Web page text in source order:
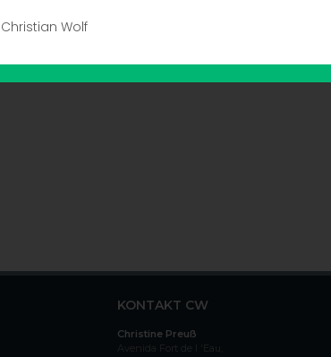
Christian Wolf
KONTAKT CW
Christine Preuß
Avenida Fort de l 'Eau,